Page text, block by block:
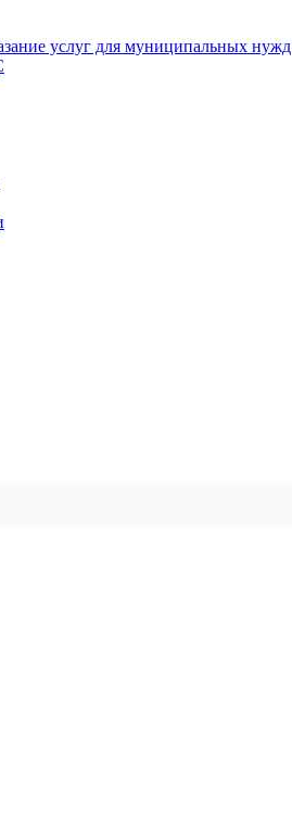
услуг для муниципальных нужд